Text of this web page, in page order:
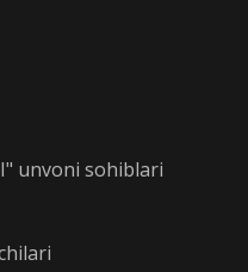
unvoni sohiblari